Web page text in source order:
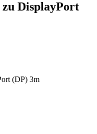
DisplayPort